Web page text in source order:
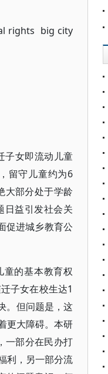
rights big city
子女即流动儿童
留守儿童约为6
大部分处于学龄
日益引发社会关
促进城乡教育公
的基本教育权
子女在校生达1
。但问题是，这
更大障碍。本研
一部分在民办打
利，另一部分流